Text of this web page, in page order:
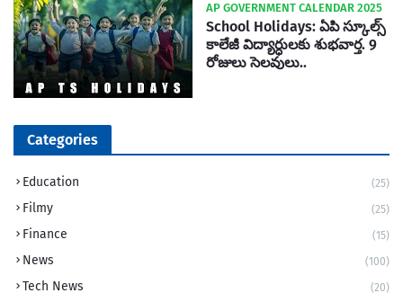
AP GOVERNMENT CALENDAR 2025
School Holidays: ఏపి స్కూల్స్
కాలేజీ విద్యార్ధులకు శుభవార్త. 9
రోజులు సెలవులు..
Categories
Education (25)
Filmy (25)
Finance (15)
News (100)
Tech News (20)